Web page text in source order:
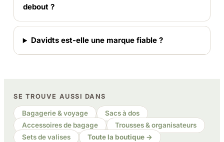
debout ?
Davidts est-elle une marque fiable ?
SE TROUVE AUSSI DANS
Bagagerie & voyage
Sacs à dos
Accessoires de bagage
Trousses & organisateurs
Sets de valises
Toute la boutique →